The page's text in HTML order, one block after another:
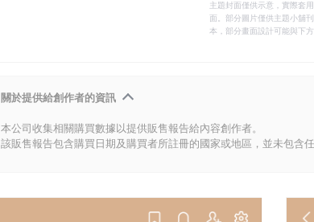
主題封面僅供示意，實際套
面。部分圖片僅供主題小舖
本，部分畫面設計可能與下方
關於提供給創作者的資訊
本公司收集相關購買數據以提供販售報告給內容創作者。
該販售報告包含購買日期及購買者所註冊的國家或地區，並未包含